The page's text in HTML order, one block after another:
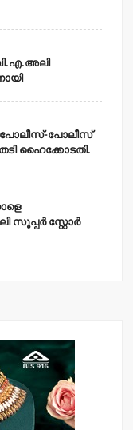
പോലീസ്-പോലീസ്
ഹൈക്കോടതി.
സൂപ്പര്‍ സ്റ്റോര്‍